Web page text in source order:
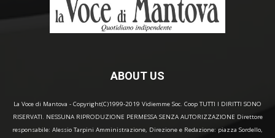
ABOUT US
La Voce di Mantova - Copyright(C)1999-2019 Vidiemme Soc. Coop TUTTI I DIRITTI SONO
RISERVATI. NESSUNA RIPRODUZIONE PERMESSA SENZA AUTORIZZAZIONE Direttore
responsabile: Alessio Tarpini Amministrazione, Direzione e Redazione: piazza Sordello,